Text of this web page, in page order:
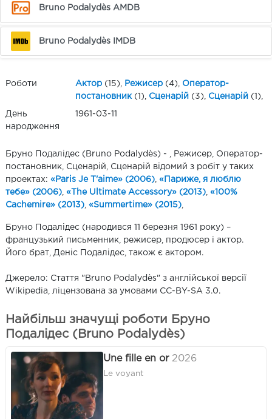
Bruno Podalydès AMDB
Bruno Podalydès IMDB
Роботи Актор (15), Режисер (4), Оператор-
постановник(1), Сценарій (3), Сценарій (1),
День
народження
1961-03-11
Бруно Подалідес (Bruno Podalydès) - , Режисер, Оператор-
постановник, Сценарій, Сценарій відомий з робіт у таких
проектах: «Paris Je T'aime» (2006) «Париже, я люблю
тебе» (2006) «The Ultimate Accessory» (2013) «100%
Cachemire» (2013) «Summertime» (2015)
Бруно Подалідес (народився 11 березня 1961 року) –
французький письменник, режисер, продюсер і актор.
Його брат, Деніс Подалідес, також є актором.
Джерело: Стаття "Bruno Podalydès" з англійської версії
Wikipedia, ліцензована за умовами CC-BY-SA 3.0.
Найбільш значущі роботи Бруно
Подалідес (Bruno Podalydès)
Une fille en or 2026
Le voyant